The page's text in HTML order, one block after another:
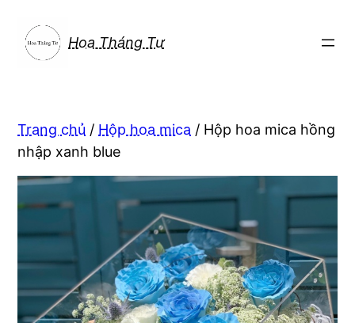
phần
Hoa Tháng Tư
Trang chủ / Hộp hoa mica / Hộp hoa mica hồng
nhập xanh blue